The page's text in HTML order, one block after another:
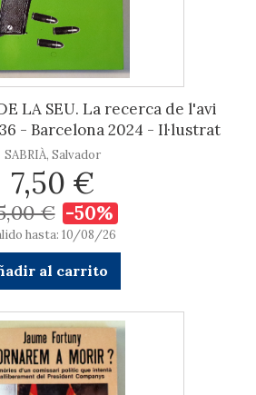
LA SEU. La recerca de l'avi
- Barcelona 2024 - Il·lustrat
SABRIÀ, Salvador
7,50 €
€ -50%
hasta: 10/08/26
al carrito